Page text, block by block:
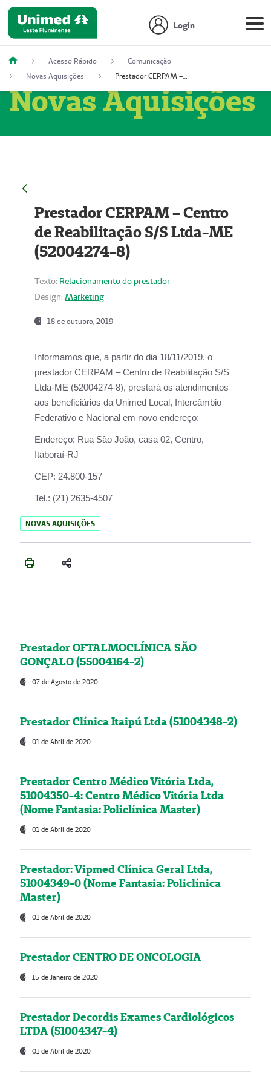
Login
Acesso Rápido
Comunicação
Novas Aquisições
Prestador CERPAM – Centro de Reabilitação S/S Ltda-ME (52004274-8)
Novas Aquisições
Prestador CERPAM – Centro
de Reabilitação S/S Ltda-ME
(52004274-8)
Texto: Relacionamento do prestador
Design: Marketing
18 de outubro, 2019
Informamos que, a partir do dia 18/11/2019, o
prestador CERPAM – Centro de Reabilitação S/S
Ltda-ME (52004274-8), prestará os atendimentos
aos beneficiários da Unimed Local, Intercâmbio
Federativo e Nacional em novo endereço:
Endereço: Rua São João, casa 02, Centro,
Itaboraí-RJ
CEP: 24.800-157
Tel.: (21) 2635-4507
NOVAS AQUISIÇÕES
Prestador OFTALMOCLÍNICA SÃO
GONÇALO (55004164-2)
07 de Agosto de 2020
Prestador Clínica Itaipú Ltda (51004348-2)
01 de Abril de 2020
Prestador Centro Médico Vitória Ltda,
51004350-4: Centro Médico Vitória Ltda
(Nome Fantasia: Policlínica Master)
01 de Abril de 2020
Prestador: Vipmed Clínica Geral Ltda,
51004349-0 (Nome Fantasia: Policlínica
Master)
01 de Abril de 2020
Prestador CENTRO DE ONCOLOGIA
15 de Janeiro de 2020
Prestador Decordis Exames Cardiológicos
LTDA (51004347-4)
01 de Abril de 2020